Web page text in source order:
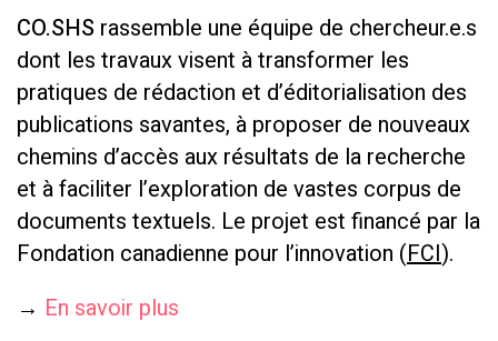
CO.SHS rassemble une équipe de chercheur.e.s
dont les travaux visent à transformer les
pratiques de rédaction et d’éditorialisation des
publications savantes, à proposer de nouveaux
chemins d’accès aux résultats de la recherche
et à faciliter l’exploration de vastes corpus de
documents textuels. Le projet est financé par la
Fondation canadienne pour l’innovation (FCI).
→ En savoir plus